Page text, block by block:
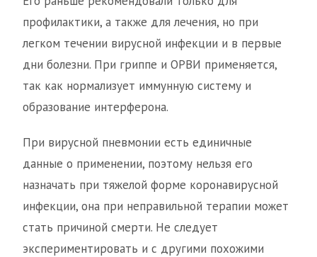
профилактики, а также для лечения, но при
легком течении вирусной инфекции и в первые
дни болезни. При гриппе и ОРВИ применяется,
так как нормализует иммунную систему и
образование интерферона.
При вирусной пневмонии есть единичные
данные о применении, поэтому нельзя его
назначать при тяжелой форме коронавирусной
инфекции, она при неправильной терапии может
стать причиной смерти. Не следует
экспериментировать и с другими похожими